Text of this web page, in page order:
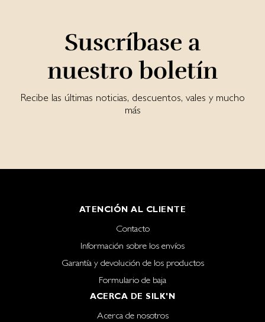
Suscríbase a
nuestro boletín
Recibe las últimas noticias, descuentos, vales y mucho
más
ATENCIÓN AL CLIENTE
Contacto
Información sobre los envíos
Garantía y devolución de los productos
Formulario de baja
ACERCA DE SILK'N
Acerca de nosotros